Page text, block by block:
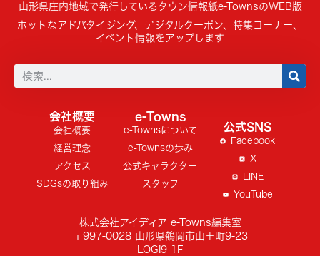
山形県庄内地域で発行しているタウン情報紙e-TownsのWEB版
ホットなアドバタイジング、デジタルクーポン、特集コーナー、
イベント情報をアップします
会社概要
会社概要
経営理念
アクセス
SDGsの取り組み
e-Towns
e-Townsについて
e-Townsの歩み
公式キャラクター
スタッフ
公式SNS
Facebook
X
LINE
YouTube
株式会社アイディア e-Towns編集室
〒997-0028 山形県鶴岡市山王町9-23
LOGI9 1F